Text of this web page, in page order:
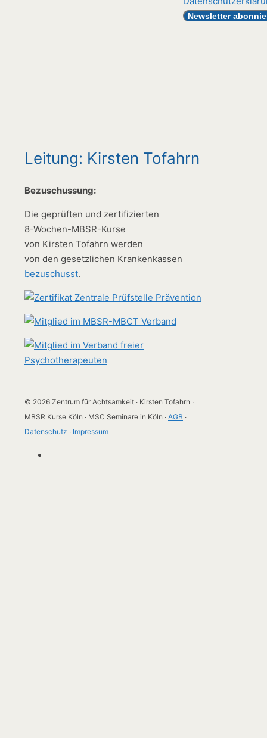
Leitung: Kirsten Tofahrn
Bezuschussung:
Die geprüften und zertifizierten
8-Wochen-MBSR-Kurse
von Kirsten Tofahrn werden
von den gesetzlichen Krankenkassen
bezuschusst.
© 2026 Zentrum für Achtsamkeit ∙ Kirsten Tofahrn ∙
MBSR Kurse Köln ∙ MSC Seminare in Köln ∙ AGB ∙
Datenschutz ∙ Impressum